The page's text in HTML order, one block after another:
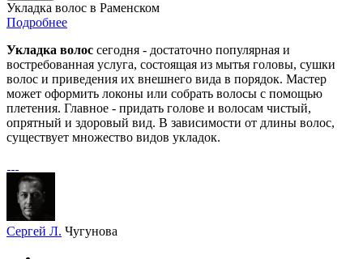
Укладка волос в Раменском
Подробнее
Укладка волос сегодня - достаточно популярная и
востребованная услуга, состоящая из мытья головы, сушки
волос и приведения их внешнего вида в порядок. Мастер
может оформить локоны или собрать волосы с помощью
плетения. Главное - придать голове и волосам чистый,
опрятный и здоровый вид. В зависимости от длины волос,
существует множество видов укладок.
Сергей Л. Чугунова